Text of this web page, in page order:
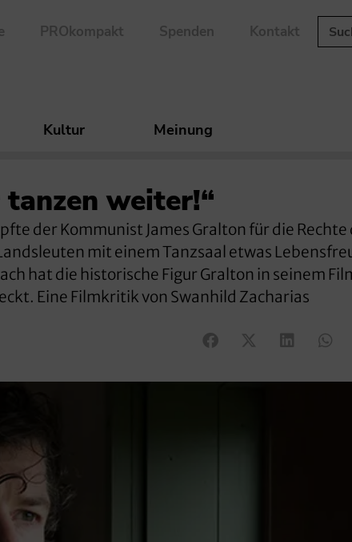
PROkompakt Spenden Kontakt
Kultur Meinung
weiter!“
der Kommunist James Gralton für die Rechte
mit einem Tanzsaal etwas
hat die historische Figur Gralton in seinem
Eine Filmkritik von Swanhild Zacharias